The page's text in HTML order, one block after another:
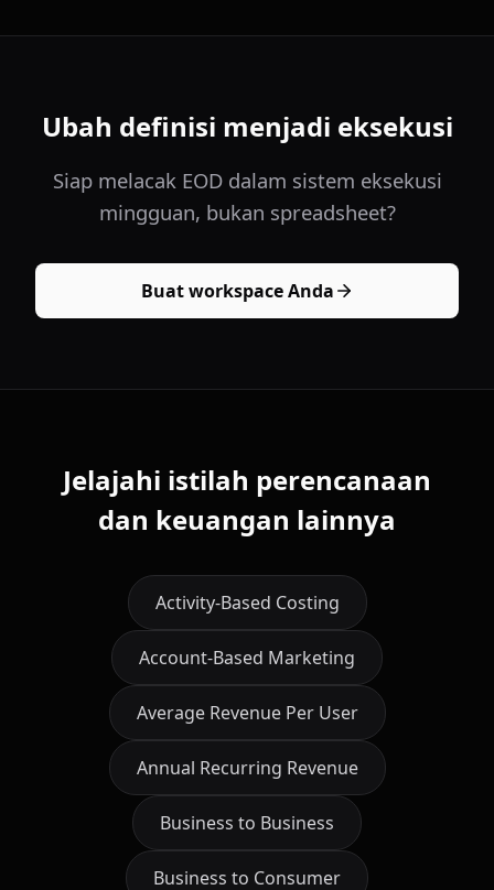
Ubah definisi menjadi eksekusi
Siap melacak EOD dalam sistem eksekusi
mingguan, bukan spreadsheet?
Buat workspace Anda
Jelajahi istilah perencanaan
dan keuangan lainnya
Activity-Based Costing
Account-Based Marketing
Average Revenue Per User
Annual Recurring Revenue
Business to Business
Business to Consumer